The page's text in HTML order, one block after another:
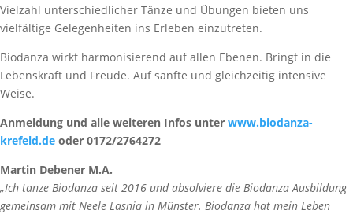
Vielzahl unterschiedlicher Tänze und Übungen bieten uns
vielfältige Gelegenheiten ins Erleben einzutreten.
Biodanza wirkt harmonisierend auf allen Ebenen. Bringt in die
Lebenskraft und Freude. Auf sanfte und gleichzeitig intensive
Weise.
Anmeldung und alle weiteren Infos unter www.biodanza-
krefeld.de oder 0172/2764272
Martin Debener M.A.
„Ich tanze Biodanza seit 2016 und absolviere die Biodanza Ausbildung
gemeinsam mit Neele Lasnia in Münster. Biodanza hat mein Leben